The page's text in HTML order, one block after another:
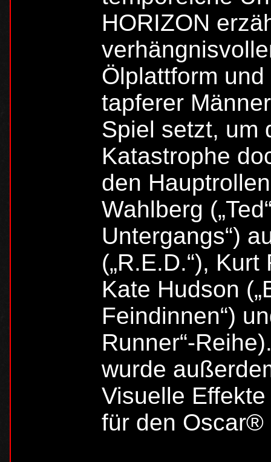
HORIZON
Ölplattform
tapferer
Spiel setzt, um
Katastrophe
den
Wahlberg
Untergangs“)
(„R.E.D.“),
Kate Hudson
Feindinnen“)
Runner“-
wurde
Visuelle
für den Oscar®